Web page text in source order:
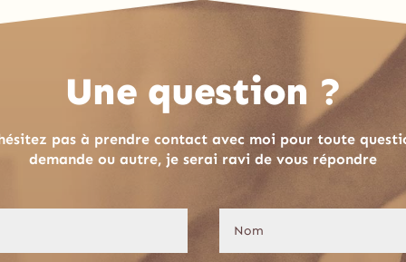
Une question ?
pas à prendre contact avec moi pour toute
demande ou autre, je serai ravi de vous répondre